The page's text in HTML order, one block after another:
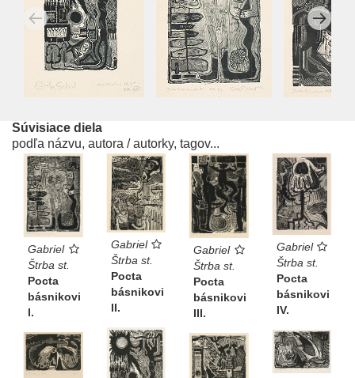
Súvisiace diela
podľa názvu, autora / autorky, tagov...
Gabriel
Štrba st.
Pocta
básnikovi
I.
Gabriel
Štrba st.
Pocta
básnikovi
II.
Gabriel
Štrba st.
Pocta
básnikovi
III.
Gabriel
Štrba st.
Pocta
básnikovi
IV.